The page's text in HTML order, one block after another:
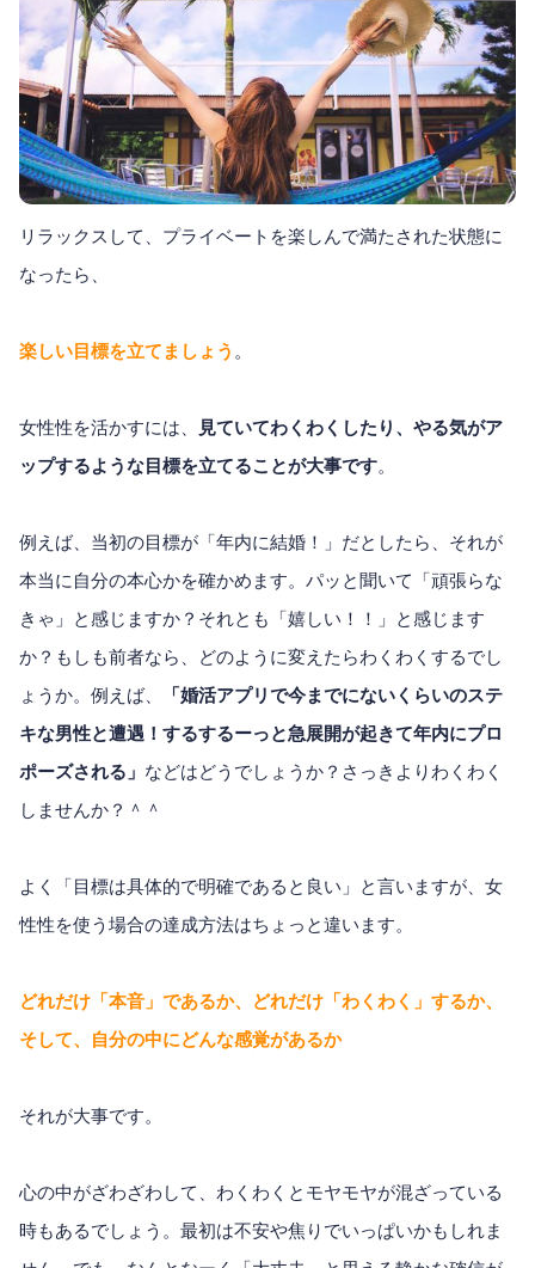
リラックスして、プライベートを楽しんで満たされた状態に
なったら、
楽しい目標を立てましょう 。
女性性を活かすには、
見ていてわくわくしたり、やる気がア
ップするような目標を立てることが大事です。
例えば、当初の目標が「年内に結婚！」だとしたら、それが
本当に自分の本心かを確かめます。パッと聞いて「頑張らな
きゃ」と感じますか？それとも「嬉しい！！」と感じます
か？もしも前者なら、どのように変えたらわくわくするでし
ょうか。例えば、
「婚活アプリで今までにないくらいのステ
キな男性と遭遇！するするーっと急展開が起きて年内にプロ
ポーズされる」 などはどうでしょうか？さっきよりわくわく
しませんか？＾＾
よく「目標は具体的で明確であると良い」と言いますが、女
性性を使う場合の達成方法はちょっと違います。
どれだけ「本音」であるか、どれだけ「わくわく」するか、
そして、自分の中にどんな感覚があるか
それが大事です。
心の中がざわざわして、わくわくとモヤモヤが混ざっている
時もあるでしょう。最初は不安や焦りでいっぱいかもしれま